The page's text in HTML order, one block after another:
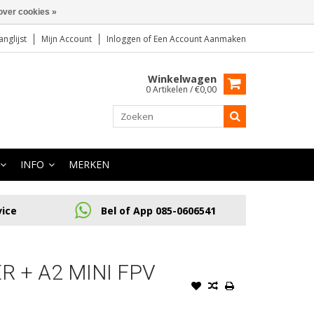
Mijn Account Inloggen of Een Account Aanmaken
Winkelwagen
0 Artikelen / €0,00
INFO MERKEN
Bel of App 085-0606541
+ A2 MINI FPV
cookies »